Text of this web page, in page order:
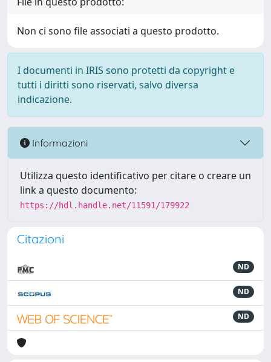
Non ci sono file associati a questo prodotto.
I documenti in IRIS sono protetti da copyright e
tutti i diritti sono riservati, salvo diversa
indicazione.
Informazioni
Utilizza questo identificativo per citare o creare un
link a questo documento:
https://hdl.handle.net/11591/179922
Citazioni
ND
ND
ND